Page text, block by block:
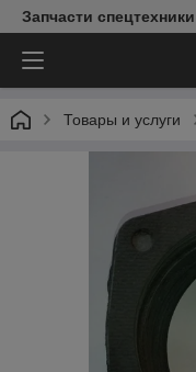
Запчасти спецтехники
Товары и услуги